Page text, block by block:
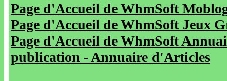
Page d'Accueil de WhmSoft
Page d'Accueil de WhmSoft Jeux
Page d'Accueil de WhmSoft
publication - Annuaire d'Articles